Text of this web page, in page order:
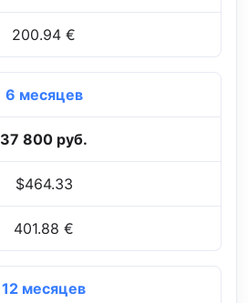
200.94 €
6 месяцев
37 800 руб.
$464.33
401.88 €
12 месяцев